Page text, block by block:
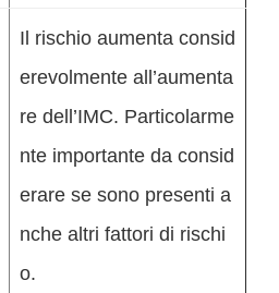
Il rischio aumenta consid
erevolmente all’aumenta
re dell’IMC. Particolarme
nte importante da consid
erare se sono presenti a
nche altri fattori di rischi
o.